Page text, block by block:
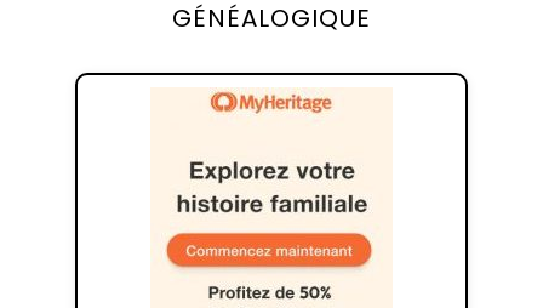
GÉNÉALOGIQUE